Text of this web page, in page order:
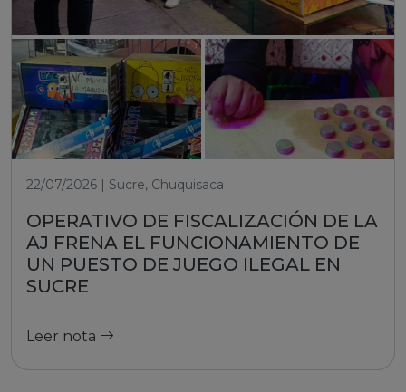
22/07/2026 | Sucre, Chuquisaca
OPERATIVO DE FISCALIZACIÓN DE LA
AJ FRENA EL FUNCIONAMIENTO DE
UN PUESTO DE JUEGO ILEGAL EN
SUCRE
Leer nota